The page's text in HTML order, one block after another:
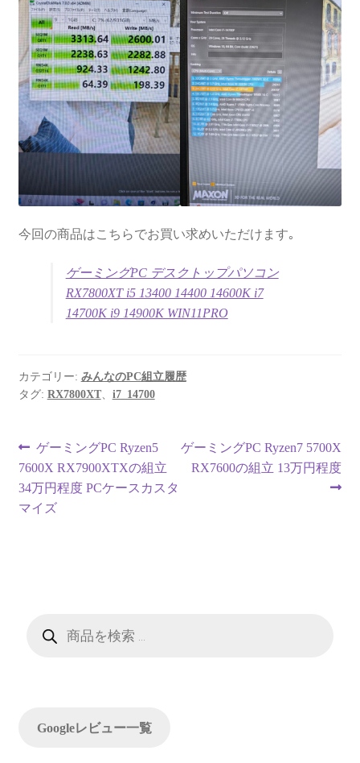
今回の商品はこちらでお買い求めいただけます｡
ゲーミングPC デスクトップパソコン
RX7800XT i5 13400 14400 14600K i7
14700K i9 14900K WIN11PRO
カテゴリー: みんなのPC組立履歴
タグ: RX7800XT、 i7_14700
投
稿
ナ
シ
前
の
投
稿:
ゲーミングPC Ryzen5
7600X RX7900XTXの組立
34万円程度 PCケースカスタ
マイズ
次
の
ゲーミングPC Ryzen7 5700X
RX7600の組立 13万円程度
Googleレビュー一覧